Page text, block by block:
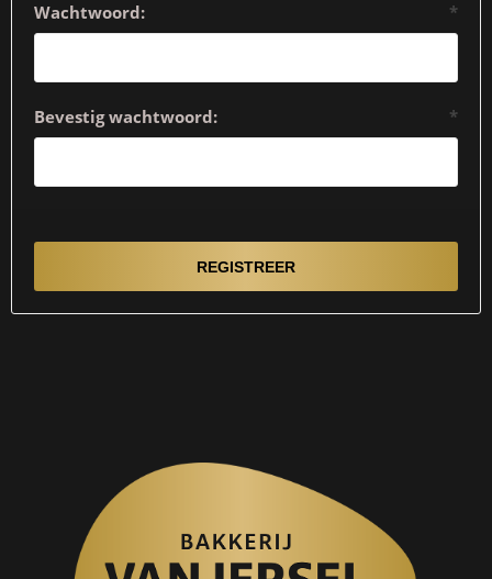
Wachtwoord: *
Bevestig wachtwoord: *